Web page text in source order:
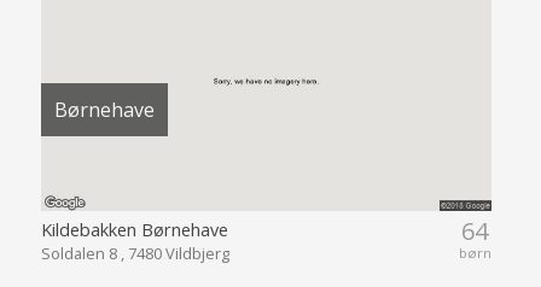
Børnehave
64
børn
Kildebakken Børnehave
Soldalen 8 , 7480 Vildbjerg